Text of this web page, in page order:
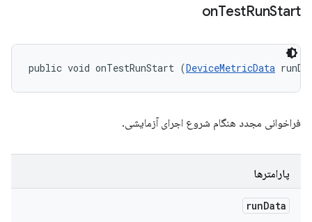
onTestRunStart
public void onTestRunStart (DeviceMetricData
فراخوانی مجدد هنگام شروع اجرای آزمایشی.
پارامترها
runData